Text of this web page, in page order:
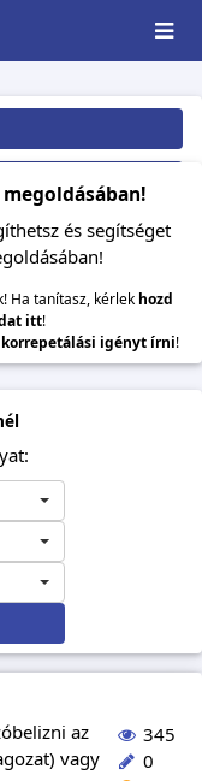
és segítséget
Ha tanítasz, kérlek hozd
itt!
igényt írni!
az
vagy
345
0